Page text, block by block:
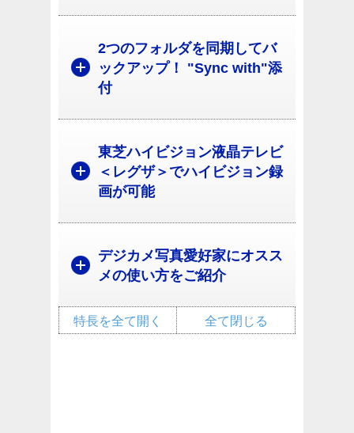
2つのフォルダを同期してバ
ックアップ！ "Sync with"添
付
東芝ハイビジョン液晶テレビ
＜レグザ＞でハイビジョン録
画が可能
デジカメ写真愛好家にオスス
メの使い方をご紹介
全て閉じる
特長を全て開く